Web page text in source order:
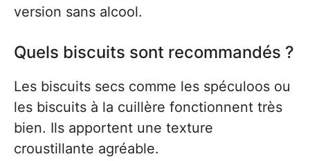
version sans alcool.
Quels biscuits sont recommandés ?
Les biscuits secs comme les spéculoos ou
les biscuits à la cuillère fonctionnent très
bien. Ils apportent une texture
croustillante agréable.